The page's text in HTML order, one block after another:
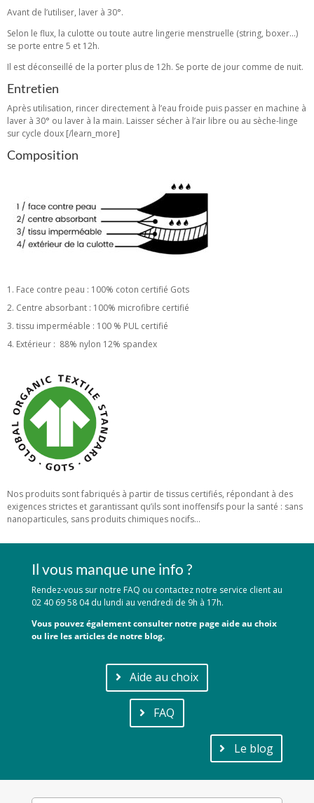
Avant de l’utiliser, laver à 30°.
Selon le flux, la culotte ou toute autre lingerie menstruelle (string, boxer…)
se porte entre 5 et 12h.
Il est déconseillé de la porter plus de 12h. Se porte de jour comme de nuit.
Entretien
Après utilisation, rincer directement à l’eau froide puis passer en machine à
laver à 30° ou laver à la main. Laisser sécher à l’air libre ou au sèche-linge
sur cycle doux [/learn_more]
Composition
Face contre peau : 100% coton certifié Gots
Centre absorbant : 100% microfibre certifié
tissu imperméable : 100 % PUL certifié
Extérieur : 88% nylon 12% spandex
Nos produits sont fabriqués à partir de tissus certifiés, répondant à des
exigences strictes et garantissant qu’ils sont inoffensifs pour la santé : sans
nanoparticules, sans produits chimiques nocifs…
Il vous manque une info ?
Rendez-vous sur notre FAQ ou contactez notre service client au
02 40 69 58 04 du lundi au vendredi de 9h à 17h.
Vous pouvez également consulter notre page aide au choix
ou lire les articles de notre blog.
Aide au choix
FAQ
Le blog